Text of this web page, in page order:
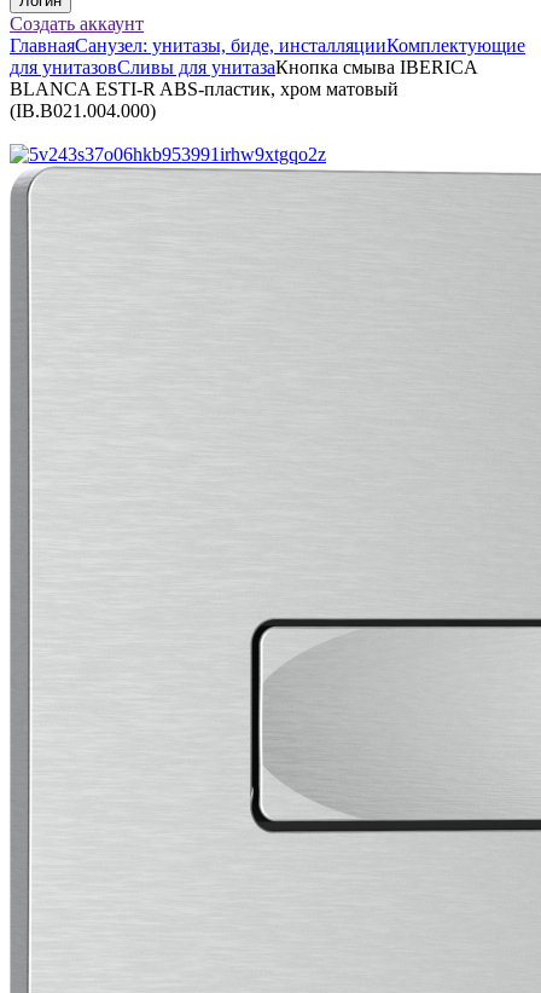
Создать аккаунт
ГлавнаяСанузел: унитазы, биде, инсталляцииКомплектующие
для унитазовСливы для унитазаКнопка смыва IBERICA
BLANCA ESTI-R ABS-пластик, хром матовый
(IB.B021.004.000)